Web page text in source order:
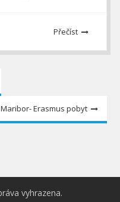
Přečíst
Maribor- Erasmus pobyt
vyhrazena.